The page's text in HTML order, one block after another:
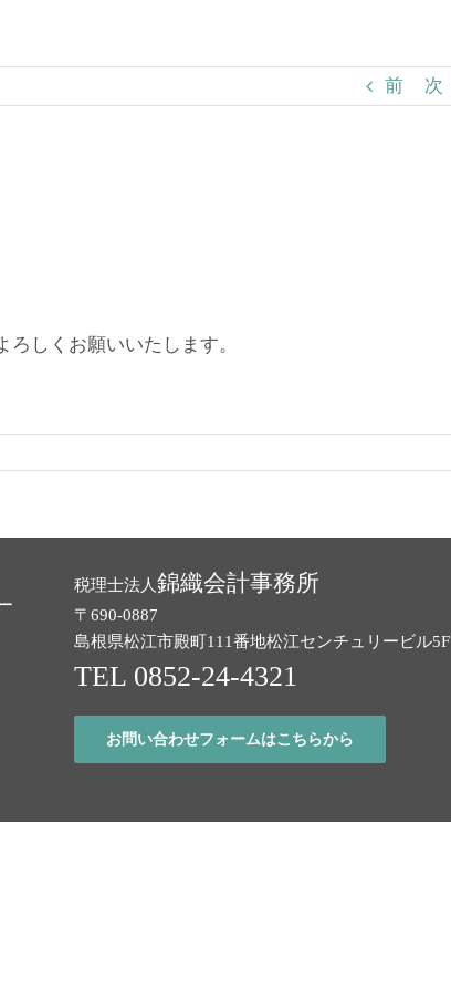
前 次
しくお願いいたします。
税理士法人錦織会計事務所
〒690-0887
島根県松江市殿町111番地松江センチュリービル5F
TEL 0852-24-4321
お問い合わせフォームはこちらから